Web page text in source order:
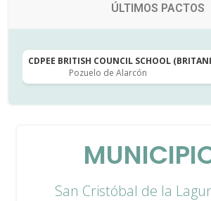
ÚLTIMOS PACTOS
CDPEE BRITISH COUNCIL SCHOOL
Pozuelo de Alarcón
San Cristóbal de la